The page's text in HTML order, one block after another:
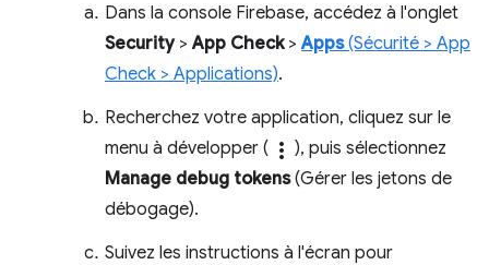
Dans la console Firebase, accédez à l'onglet
Security>App Check>Apps(Sécurité > App
Check > Applications).
Recherchez votre application, cliquez sur le
menu à développer ( more_vert ), puis sélectionnez
Manage debug tokens(Gérer les jetons de
débogage).
Suivez les instructions à l'écran pour